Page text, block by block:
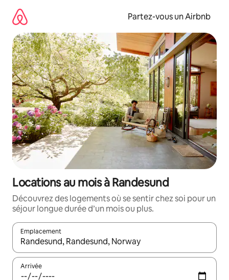
directement
contenu
Partez-vous un Airbnb
Locations au mois à Randesund
Découvrez des logements où se sentir chez soi pour un
séjour longue durée d’un mois ou plus.
Emplacement
Quand les résultats sont affichés, parcourez-les en utilisant
Arrivée